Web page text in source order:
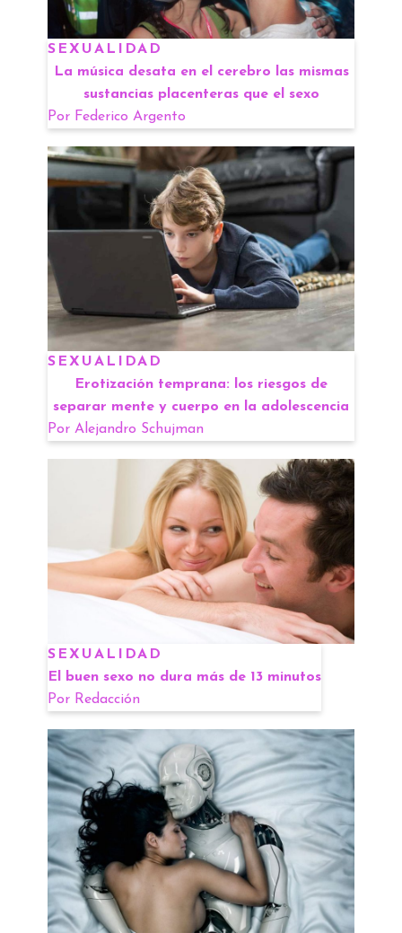
SEXUALIDAD
La música desata en el cerebro las mismas
sustancias placenteras que el sexo
Por Federico Argento
SEXUALIDAD
Erotización temprana: los riesgos de
separar mente y cuerpo en la adolescencia
Por Alejandro Schujman
SEXUALIDAD
El buen sexo no dura más de 13 minutos
Por Redacción